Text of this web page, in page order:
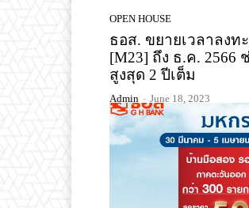
OPEN HOUSE
ธอส. ขยายเวลาลงท
[M23] ถึง ธ.ค. 2566
สูงสุด 2 ปีเต็ม
Admin - June 18, 2023